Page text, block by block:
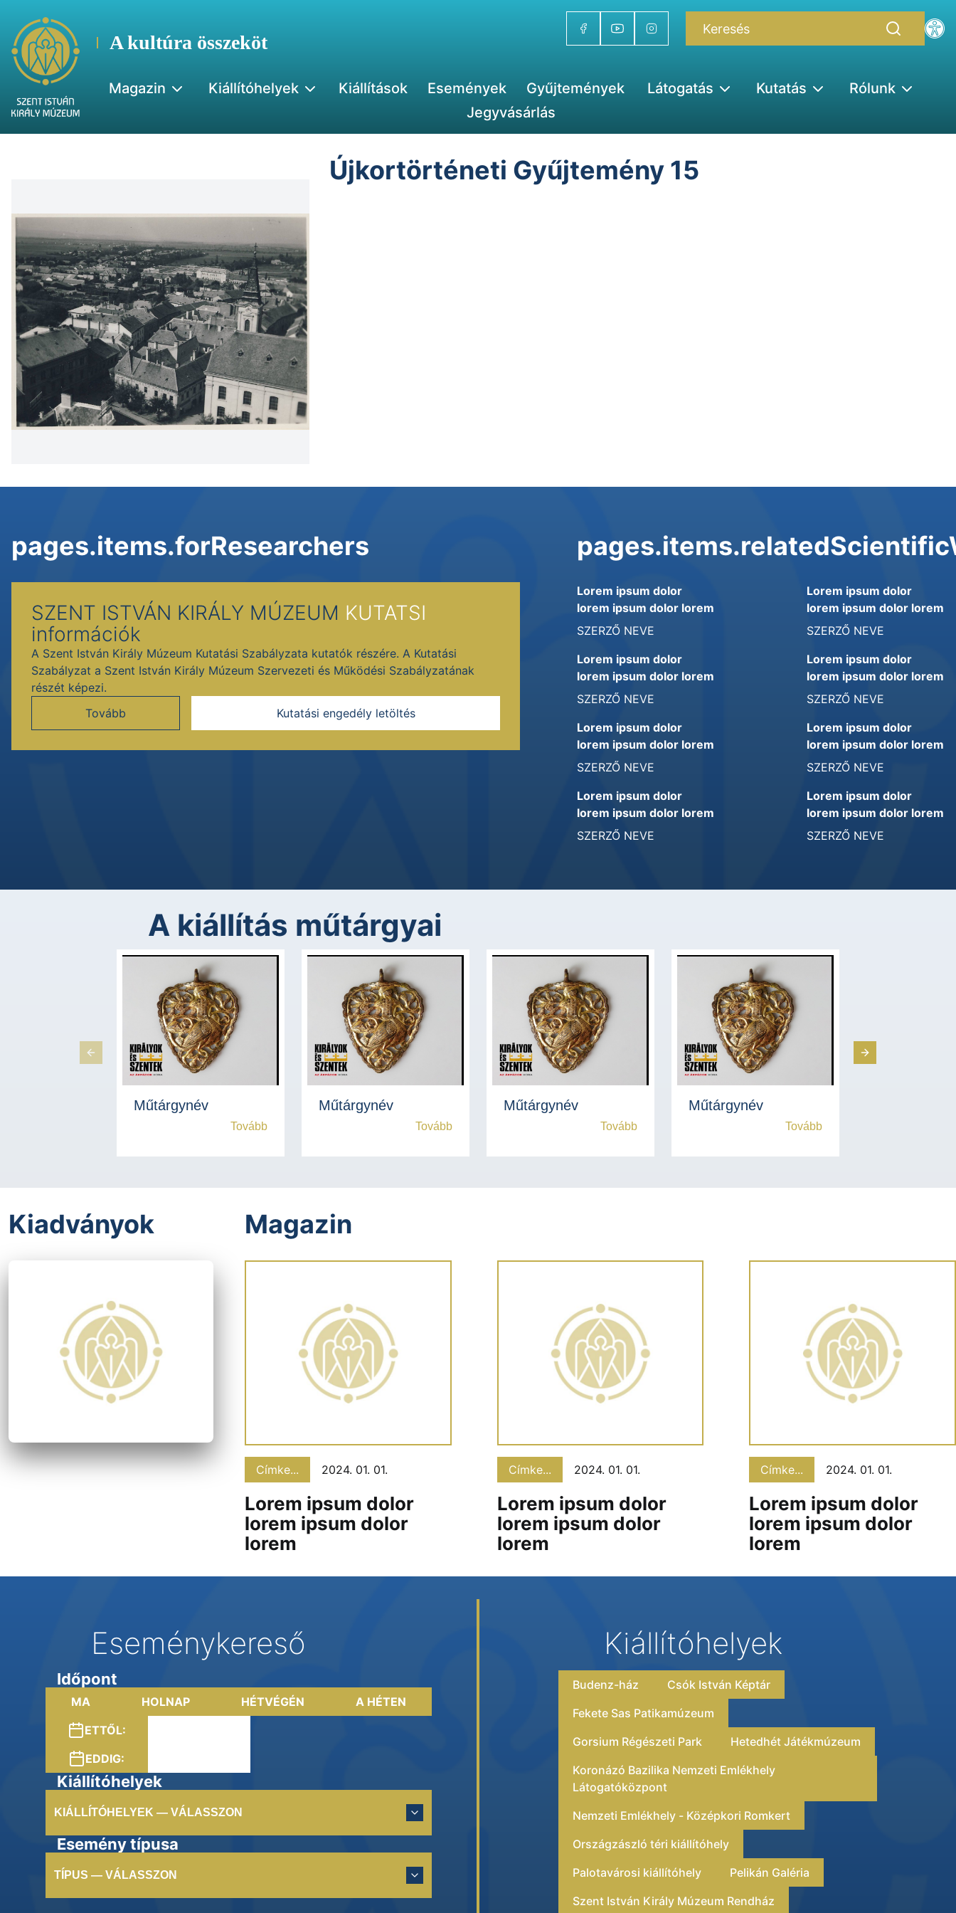
A kultúra összeköt
Magazin Kiállítóhelyek Kiállítások Események Gyűjtemények Látogatás Kutatás
Rólunk
Jegyvásárlás
Újkortörténeti Gyűjtemény 15
pages.items.forResearchers
SZENT ISTVÁN KIRÁLY MÚZEUM KUTATSI
információk
A Szent István Király Múzeum Kutatási Szabályzata kutatók részére. A Kutatási
Szabályzat a Szent István Király Múzeum Szervezeti és Működési Szabályzatának
részét képezi.
Tovább
Kutatási engedély letöltés
Lorem ipsum dolor
lorem ipsum dolor lorem
SZERZŐ NEVE
Lorem ipsum dolor
lorem ipsum dolor lorem
SZERZŐ NEVE
Lorem ipsum dolor
lorem ipsum dolor lorem
SZERZŐ NEVE
Lorem ipsum dolor
lorem ipsum dolor lorem
SZERZŐ NEVE
Lorem ipsum dolor
lorem ipsum dolor lorem
SZERZŐ NEVE
Lorem ipsum dolor
lorem ipsum dolor lorem
SZERZŐ NEVE
Lorem ipsum dolor
lorem ipsum dolor lorem
SZERZŐ NEVE
Lorem ipsum dolor
lorem ipsum dolor lorem
SZERZŐ NEVE
A kiállítás műtárgyai
Műtárgynév
Tovább
Műtárgynév
Tovább
Műtárgynév
Tovább
Műtárgynév
Tovább
Previous Slide Next Slide
Kiadványok Magazin
Címke... 2024. 01. 01.
Lorem ipsum dolor
lorem ipsum dolor
lorem
Címke... 2024. 01. 01.
Lorem ipsum dolor
lorem ipsum dolor
lorem
Címke... 2024. 01. 01.
Lorem ipsum dolor
lorem ipsum dolor
lorem
Eseménykereső
Időpont
MA HOLNAP HÉTVÉGÉN
A HÉTEN
ETTŐL:
EDDIG:
Kiállítóhelyek
KIÁLLÍTÓHELYEK — VÁLASSZON
Esemény típusa
TÍPUS — VÁLASSZON
Kiállítóhelyek
Budenz-ház
Csók István Képtár
Fekete Sas Patikamúzeum
Gorsium Régészeti Park
Hetedhét Játékmúzeum
Koronázó Bazilika Nemzeti Emlékhely
Látogatóközpont
Nemzeti Emlékhely - Középkori Romkert
Országzászló téri kiállítóhely
Palotavárosi kiállítóhely
Pelikán Galéria
Szent István Király Múzeum Rendház